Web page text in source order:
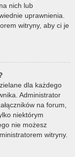
nich lub
uprawnienia.
witryny, aby ci je
dla każdego
Administrator
na forum,
niektórym
nie możesz
witryny.